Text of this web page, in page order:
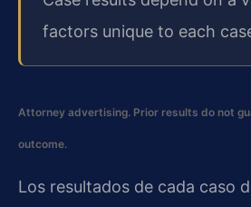
factors unique to each
Attorney advertising. Prior results do not
outcome.
Los resultados de cada caso